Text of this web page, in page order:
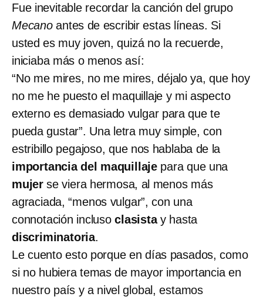
Fue inevitable recordar la canción del grupo
Mecanoantes de escribir estas líneas. Si
usted es muy joven, quizá no la recuerde,
iniciaba más o menos así:
“No me mires, no me mires, déjalo ya, que hoy
no me he puesto el maquillaje y mi aspecto
externo es demasiado vulgar para que te
pueda gustar”. Una letra muy simple, con
estribillo pegajoso, que nos hablaba de la
importancia del maquillaje para que una
mujer se viera hermosa, al menos más
agraciada, “menos vulgar”, con una
connotación inclusoclasistay hasta
discriminatoria.
Le cuento esto porque en días pasados, como
si no hubiera temas de mayor importancia en
nuestro país y a nivel global, estamos